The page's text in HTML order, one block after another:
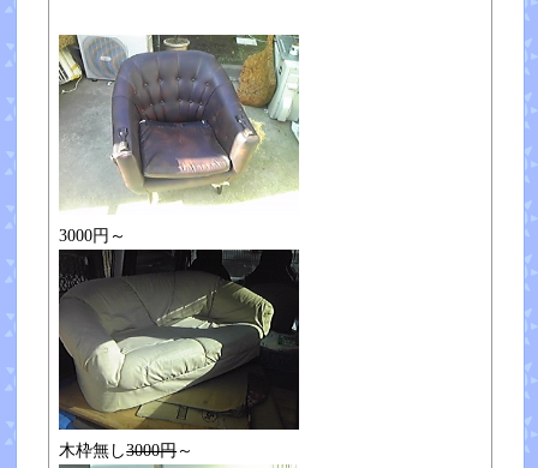
3000円～
木枠無し3000円～